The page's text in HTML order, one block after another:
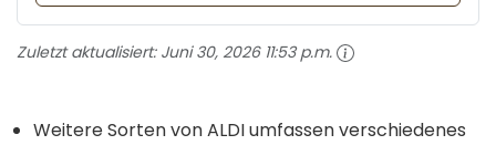
Zuletzt aktualisiert: Juni 30, 2026 11:53 p.m.
Weitere Sorten von ALDI umfassen verschiedenes